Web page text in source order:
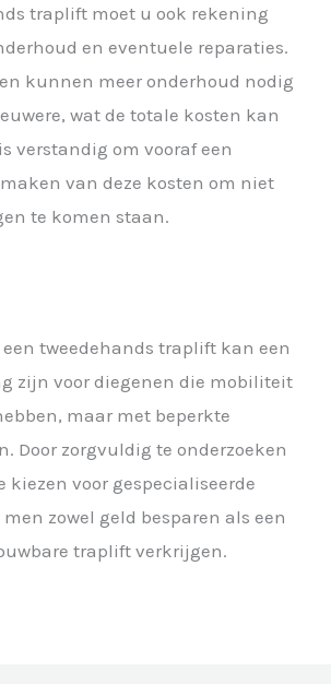
traplift moet u ook rekening
en eventuele reparaties.
kunnen meer onderhoud nodig
wat de totale kosten kan
verstandig om vooraf een
van deze kosten om niet
te komen staan.
tweedehands traplift kan een
zijn voor diegenen die mobiliteit
maar met beperkte
Door zorgvuldig te onderzoeken
kiezen voor gespecialiseerde
zowel geld besparen als een
traplift verkrijgen.